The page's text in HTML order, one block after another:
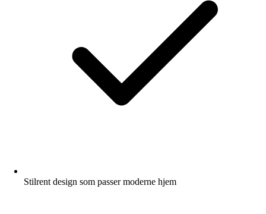
Stilrent design som passer moderne hjem